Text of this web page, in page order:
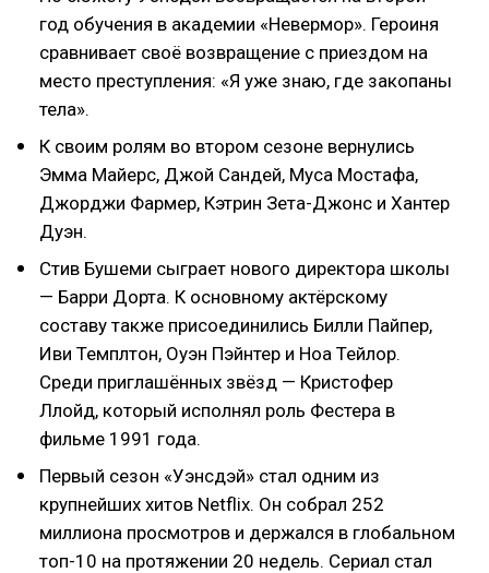
год обучения в академии «Невермор». Героиня
сравнивает своё возвращение с приездом на
место преступления: «Я уже знаю, где закопаны
тела».
К своим ролям во втором сезоне вернулись
Эмма Майерс, Джой Сандей, Муса Мостафа,
Джорджи Фармер, Кэтрин Зета-Джонс и Хантер
Дуэн.
Стив Бушеми сыграет нового директора школы
— Барри Дорта. К основному актёрскому
составу также присоединились Билли Пайпер,
Иви Темплтон, Оуэн Пэйнтер и Ноа Тейлор.
Среди приглашённых звёзд — Кристофер
Ллойд, который исполнял роль Фестера в
фильме 1991 года.
Первый сезон «Уэнсдэй» стал одним из
крупнейших хитов Netflix. Он собрал 252
миллиона просмотров и держался в глобальном
топ-10 на протяжении 20 недель. Сериал стал